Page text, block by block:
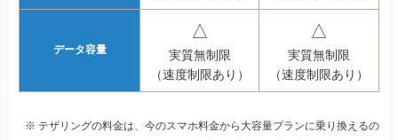
データ容量
△
実質無制限
（速度制限あり）
△
実質無制限
（速度制限あり）
※ テザリングの料金は、今のスマホ料金から大容量プランに乗り換えるの